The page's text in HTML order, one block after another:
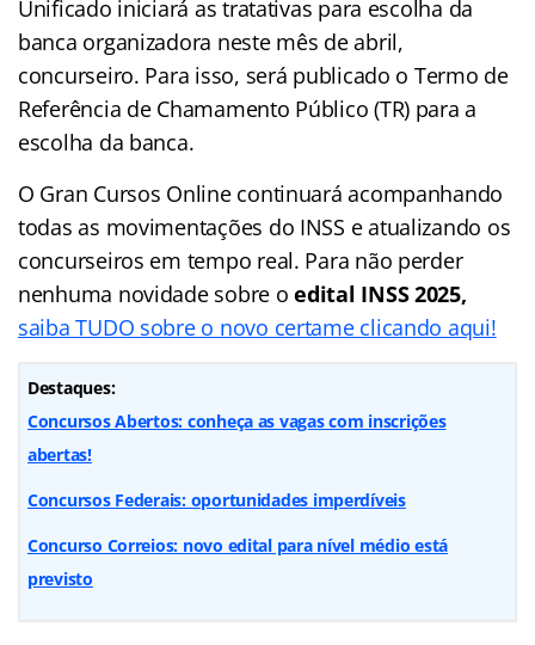
Unificado iniciará as tratativas para escolha da
banca organizadora neste mês de abril,
concurseiro. Para isso, será publicado o Termo de
Referência de Chamamento Público (TR) para a
escolha da banca.
O Gran Cursos Online continuará acompanhando
todas as movimentações do INSS e atualizando os
concurseiros em tempo real. Para não perder
nenhuma novidade sobre oedital INSS 2025,
saiba TUDO sobre o novo certame clicando aqui!
Destaques:
Concursos Abertos: conheça as vagas com inscrições
abertas!
Concursos Federais: oportunidades imperdíveis
Concurso Correios: novo edital para nível médio está
previsto